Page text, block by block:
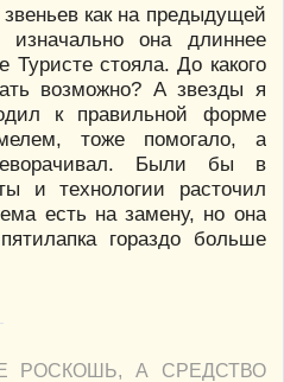
как на предыдущей
изначально она длиннее
стояла. До какого
возможно? А звезды я
к правильной форме
тоже помогало, а
Были бы в
и технологии расточил
есть на замену, но она
гораздо больше
А СРЕДСТВО